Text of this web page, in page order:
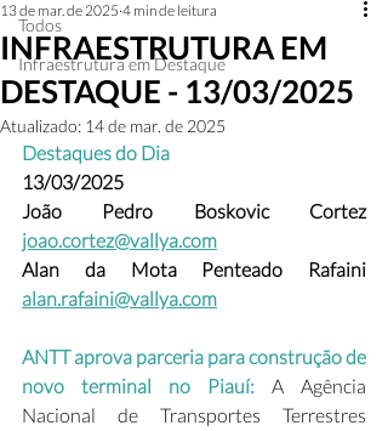
Todos
Infraestrutura em Destaque
INFRAESTRUTURA EM
DESTAQUE - 13/03/2025
13 de mar. de 2025 4 min de leitura
Atualizado: 14 de mar. de 2025
Destaques do Dia
13/03/2025
João Pedro Boskovic Cortez
joao.cortez@vallya.com
alan.rafaini@vallya.com
ANTT aprova parceria para construção de
novo terminal no Piauí: A Agência
Nacional de Transportes Terrestres